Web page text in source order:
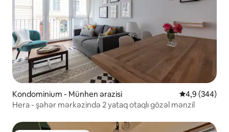
Kondominium - Münhen ərazisi Ortalama
4,9 (344)
Hera - şəhər mərkəzində 2 yataq otaqlı gözəl mənzil